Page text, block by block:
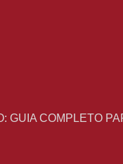
GUIA COMPLETO